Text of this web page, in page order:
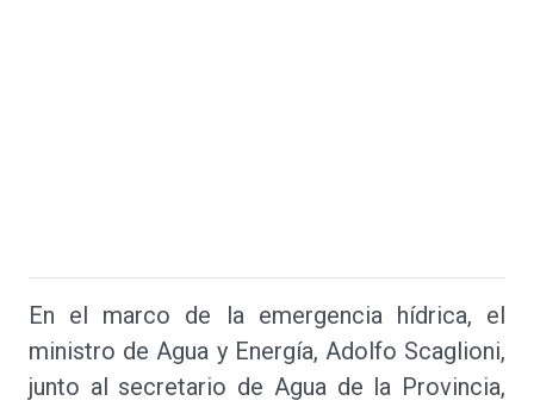
En el marco de la emergencia hídrica, el
ministro de Agua y Energía, Adolfo Scaglioni,
junto al secretario de Agua de la Provincia,